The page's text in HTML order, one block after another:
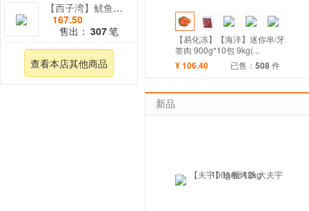
【易化冻】【海洋】迷你串/牙
签肉 900g*10包 9kg(...
¥106.40 已售：508件
新品
【西子湾】鱿鱼头串 35g*5包*20串 3.5kg
167.50
售出： 307笔
查看本店其他商品